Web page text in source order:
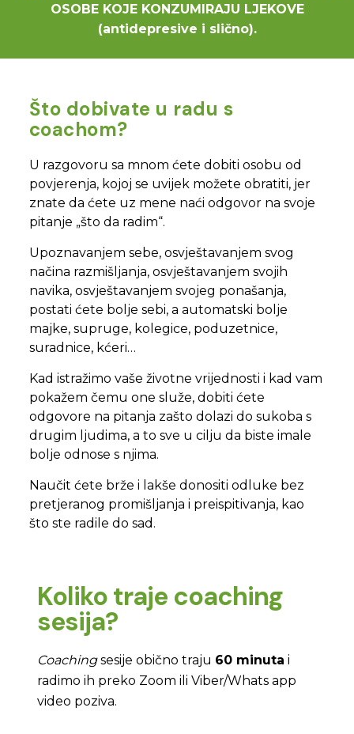
OSOBE KOJE KONZUMIRAJU LJEKOVE
(antidepresive i slično).
Što dobivate u radu s
coachom?
U razgovoru sa mnom ćete dobiti osobu od
povjerenja, kojoj se uvijek možete obratiti, jer
znate da ćete uz mene naći odgovor na svoje
pitanje „što da radim“.
Upoznavanjem sebe, osvještavanjem svog
načina razmišljanja, osvještavanjem svojih
navika, osvještavanjem svojeg ponašanja,
postati ćete bolje sebi, a automatski bolje
majke, supruge, kolegice, poduzetnice,
suradnice, kćeri…
Kad istražimo vaše životne vrijednosti i kad vam
pokažem čemu one služe, dobiti ćete
odgovore na pitanja zašto dolazi do sukoba s
drugim ljudima, a to sve u cilju da biste imale
bolje odnose s njima.
Naučit ćete brže i lakše donositi odluke bez
pretjeranog promišljanja i preispitivanja, kao
što ste radile do sad.
Koliko traje coaching
sesija?
Coachingsesije obično traju 60 minuta i
radimo ih preko Zoom ili Viber/Whats app
video poziva.